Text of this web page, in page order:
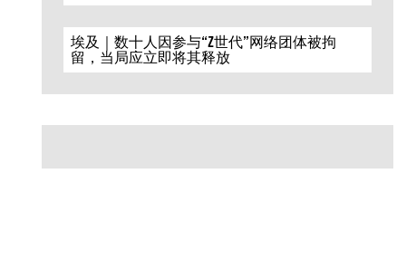
埃及｜数十人因参与“Z世代”网络团体被拘
留，当局应立即将其释放